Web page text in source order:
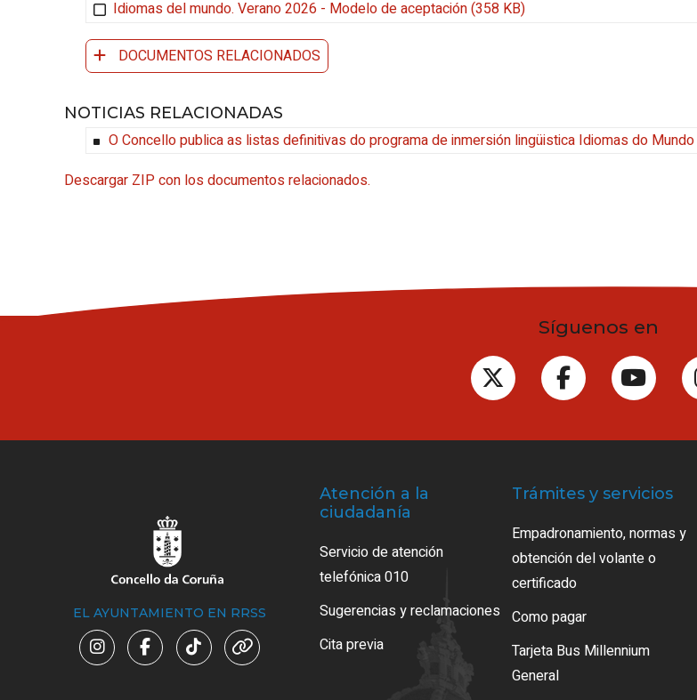
Idiomas del mundo. Verano 2026 - Modelo de aceptación (358 KB)
DOCUMENTOS RELACIONADOS
NOTICIAS RELACIONADAS
O Concello publica as listas definitivas do programa de inmersión lingüistica Idiomas do Mundo
Descargar ZIP con los documentos relacionados.
Síguenos en
EL AYUNTAMIENTO EN RRSS
Atención a la
ciudadanía
Servicio de atención
telefónica 010
Sugerencias y reclamaciones
Cita previa
Trámites y servicios
Empadronamiento, normas y
obtención del volante o
certificado
Como pagar
Tarjeta Bus Millennium
General